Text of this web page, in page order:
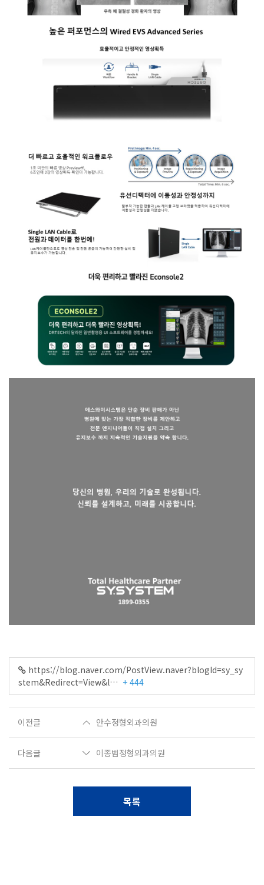
https://blog.naver.com/PostView.naver?blogId=sy_sy
stem&Redirect=View&l… + 444
이전글 안수정형외과의원
다음글 이종범정형외과의원
목록